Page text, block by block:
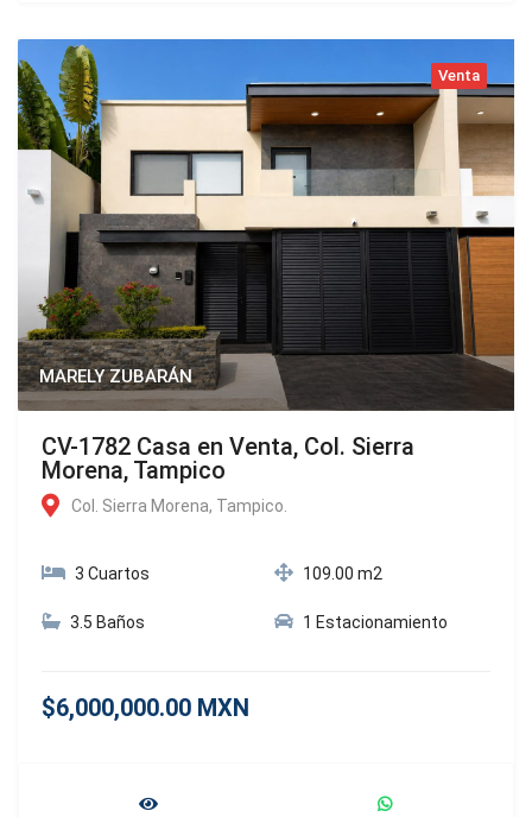
Venta
MARELY ZUBARÁN
CV-1782 Casa en Venta, Col. Sierra
Morena, Tampico
Col. Sierra Morena, Tampico.
3 Cuartos
3.5 Baños
109.00 m2
1 Estacionamiento
$6,000,000.00 MXN